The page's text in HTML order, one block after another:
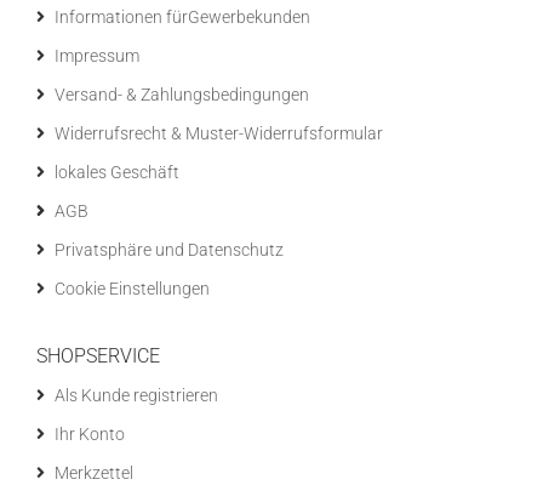
Informationen fürGewerbekunden
Impressum
Versand- & Zahlungsbedingungen
Widerrufsrecht & Muster-Widerrufsformular
lokales Geschäft
AGB
Privatsphäre und Datenschutz
Cookie Einstellungen
SHOPSERVICE
Als Kunde registrieren
Ihr Konto
Merkzettel